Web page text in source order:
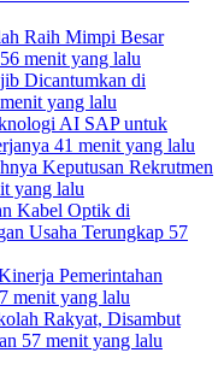
Raih Mimpi Besar
56 menit yang lalu
Dicantumkan di
yang lalu
AI SAP untuk
41 menit yang lalu
Keputusan Rekrutmen
yang lalu
Kabel Optik di
Usaha Terungkap 57
Pemerintahan
menit yang lalu
Rakyat, Disambut
57 menit yang lalu